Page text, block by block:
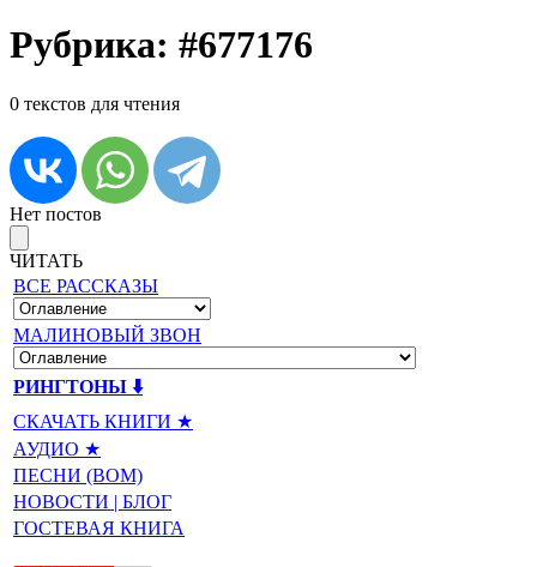
Рубрика: #677176
0 текстов для чтения
Нет постов
ЧИТАТЬ
ВСЕ РАССКАЗЫ
МАЛИНОВЫЙ ЗВОН
РИНГТОНЫ ⬇️
СКАЧАТЬ КНИГИ ★
АУДИО ★
ПЕСНИ (BOM)
НОВОСТИ | БЛОГ
ГОСТЕВАЯ КНИГА